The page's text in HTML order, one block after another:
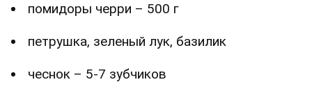
помидоры черри – 500 г
петрушка, зеленый лук, базилик
чеснок – 5-7 зубчиков